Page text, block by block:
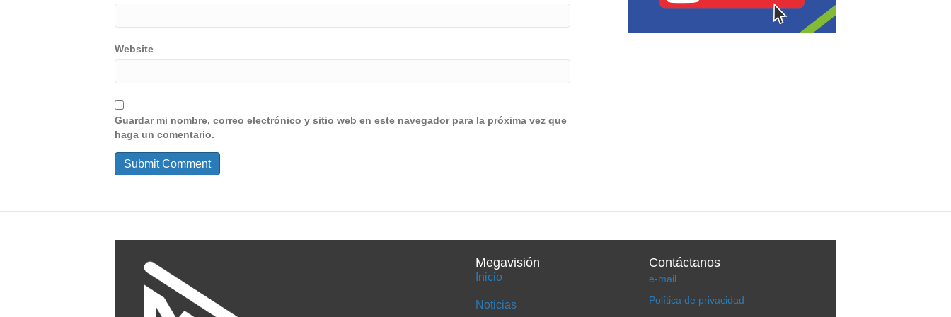
Website
Guardar mi nombre, correo electrónico y sitio web en este navegador para la próxima vez que
haga un comentario.
Megavisión
Inicio
Noticias
Contáctanos
e-mail
Política de privacidad